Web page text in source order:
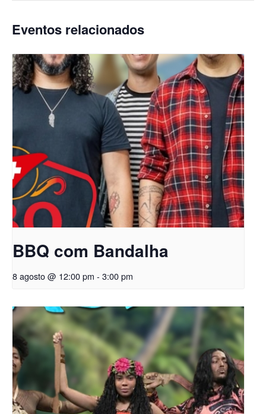
Eventos relacionados
BBQ com Bandalha
8 agosto @ 12:00 pm - 3:00 pm